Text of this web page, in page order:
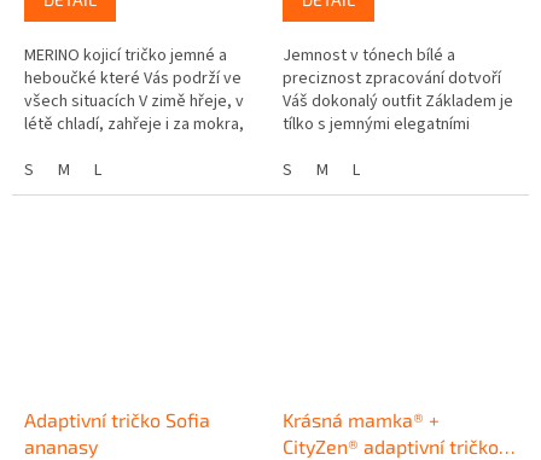
MERINO kojicí tričko jemné a
heboučké které Vás podrží ve
všech situacích V zimě hřeje, v
létě chladí, zahřeje i za mokra,
antibakteriálně, neškrábe a...
S M L
Jemnost v tónech bílé a
preciznost zpracování dotvoří
Váš dokonalý outfit Základem je
tílko s jemnými elegatními
vzdušný kousek Precizní
zpracování...
S M L
Adaptivní tričko Sofia
ananasy
Krásná mamka® +
CityZen® adaptivní tričko